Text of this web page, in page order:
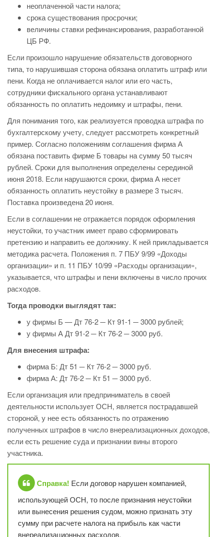
неоплаченной части налога;
срока существования просрочки;
величины ставки рефинансирования, разработанной
ЦБ РФ.
Если произошло нарушение обязательств договорного
типа, то нарушившая сторона обязана оплатить штраф или
пени. Когда не оплачивается налог или его часть,
сотрудники фискального органа устанавливают
обязанность по оплатить недоимку и штрафы, пени.
Для понимания того, как реализуется проводка штрафа по
бухгалтерскому учету, следует рассмотреть конкретный
пример. Согласно положениям соглашения фирма А
обязана поставить фирме Б товары на сумму 50 тысяч
рублей. Сроки для выполнения определены серединой
июня 2018. Если нарушаются сроки, фирма А несет
обязанность оплатить неустойку в размере 3 тысяч.
Поставка произведена 20 июня.
Если в соглашении не отражается порядок оформления
неустойки, то участник имеет право сформировать
претензию и направить ее должнику. К ней прикладывается
методика расчета. Положения п. 7 ПБУ 9/99 «Доходы
организации» и п. 11 ПБУ 10/99 «Расходы организации»,
указывается, что штрафы и пени включены в число прочих
расходов.
Тогда проводки выглядят так:
у фирмы Б — Дт 76-2 ─ Кт 91-1 ─ 3000 рублей;
у фирмы А Дт 91-2 ─ Кт 76-2 ─ 3000 руб.
Для внесения штрафа:
фирма Б: Дт 51 ─ Кт 76-2 ─ 3000 руб.
фирма А: Дт 76-2 ─ Кт 51 ─ 3000 руб.
Если организация или предприниматель в своей
деятельности использует ОСН, является пострадавшей
стороной, у нее есть обязанность по отражению
полученных штрафов в число внереализационных доходов,
если есть решение суда и признании вины второго
участника.
Справка! Если договор нарушен компанией,
использующей ОСН, то после признания неустойки
или вынесения решения судом, можно признать эту
сумму при расчете налога на прибыль как части
внереализационных расходов.